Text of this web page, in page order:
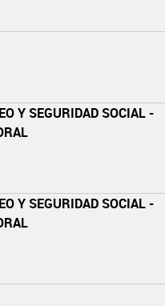
Y SEGURIDAD SOCIAL -
Y SEGURIDAD SOCIAL -